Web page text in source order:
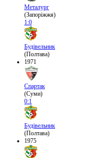
Металург
(Запоріжжя)
1:0
Будівельник
(Полтава)
1971
Спартак
(Суми)
0:1
Будівельник
(Полтава)
1975